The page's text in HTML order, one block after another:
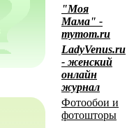
"Моя
Мама" -
mymom.ru
LadyVenus.ru
- женский
онлайн
журнал
Фотообои и
фотошторы